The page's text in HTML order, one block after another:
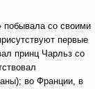
побывала со своими
первые
принц Чарльз со
во Франции, в